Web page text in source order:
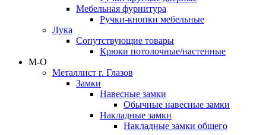
Мебельная фурнитура
Ручки-кнопки мебельные
Лука
Сопутствующие товары
Крюки потолочные/настенные
М-О
Металлист г. Глазов
Замки
Навесные замки
Обычные навесные замки
Накладные замки
Накладные замки общего